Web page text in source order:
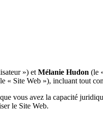
») et Mélanie Hudon (le
Site Web »), incluant tout
vous avez la capacité
le Site Web.